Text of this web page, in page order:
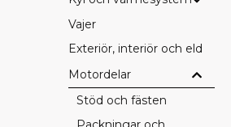
Vajer
Exteriör, interiör och eldetaljer
Motordelar
Stöd och fästen